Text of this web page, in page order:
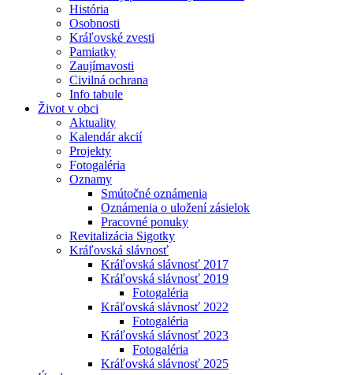
História
Osobnosti
Kráľovské zvesti
Pamiatky
Zaujímavosti
Civilná ochrana
Info tabule
Život v obci
Aktuality
Kalendár akcií
Projekty
Fotogaléria
Oznamy
Smútočné oznámenia
Oznámenia o uložení zásielok
Pracovné ponuky
Revitalizácia Sigotky
Kráľovská slávnosť
Kráľovská slávnosť 2017
Kráľovská slávnosť 2019
Fotogaléria
Kráľovská slávnosť 2022
Fotogaléria
Kráľovská slávnosť 2023
Fotogaléria
Kráľovská slávnosť 2025